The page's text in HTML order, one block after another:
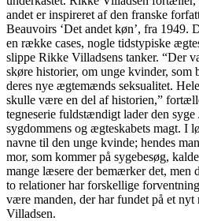
andet er inspireret af den franske
Beauvoirs ‘Det andet køn’, fra 1949.
en række cases, nogle tidstypiske
slippe Rikke Villadsens tanker. “Der
skøre historier, om unge kvinder,
deres nye ægtemænds seksualitet.
skulle være en del af historien,”
tegneserie fuldstændigt lader den syge
sygdommens og ægteskabets magt. I
navne til den unge kvinde; hendes
mor, som kommer på sygebesøg,
mange læsere der bemærker det, men
to relationer har forskellige
være manden, der har fundet på et
Villadsen.